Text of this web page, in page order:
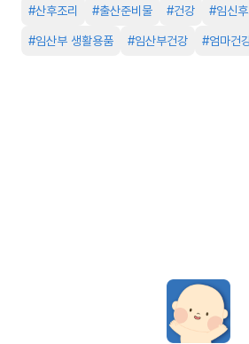
#산후조리 #출산준비물 #건강 #임신후
#임산부 생활용품 #임산부건강 #엄마건